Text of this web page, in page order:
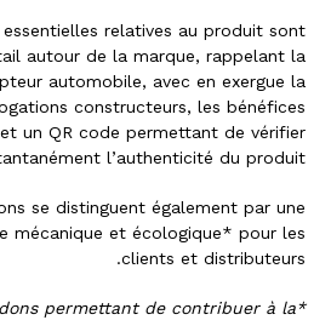
relatives au produit sont
autour de la marque, rappelant la
automobile, avec en exergue la
constructeurs, les bénéfices
un QR code permettant de vérifier
l’authenticité du produit.
se distinguent également par une
mécanique et écologique* pour les
clients et distributeurs.
permettant de contribuer à la